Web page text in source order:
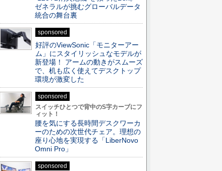
ゼネラルが挑むグローバルデータ
統合の舞台裏
sponsored
好評のViewSonic「モニターアー
ム」にスタイリッシュなモデルが
新登場！ アームの動きがスムーズ
で、机も広く使えてデスクトップ
環境が激変した
sponsored
スイッチひとつで背中のS字カーブにフ
ィット！
腰を気にする長時間デスクワーカ
ーのための次世代チェア。理想の
座り心地を実現する「LiberNovo
Omni Pro」
sponsored